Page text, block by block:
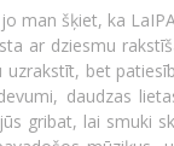
man šķiet, ka
ar dziesmu
uzrakstīt, bet
daudzas
gribat, lai smuki